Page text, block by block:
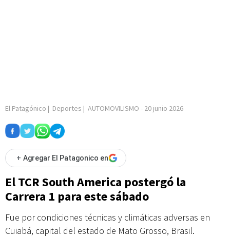
El Patagónico | Deportes | AUTOMOVILISMO - 20 junio 2026
+ Agregar El Patagonico en
El TCR South America postergó la
Carrera 1 para este sábado
Fue por condiciones técnicas y climáticas adversas en
Cuiabá, capital del estado de Mato Grosso, Brasil.